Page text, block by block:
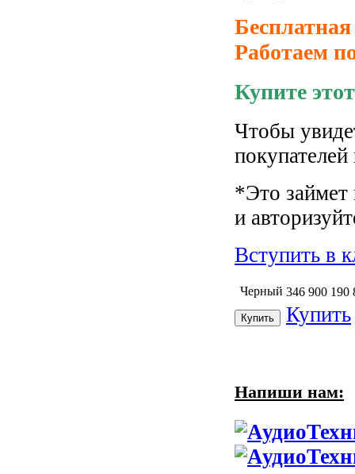
Работаем
Купите
Чтобы
*Это займет
и
Вступить в
Черный 346 900 190
Купить
Напиши нам: